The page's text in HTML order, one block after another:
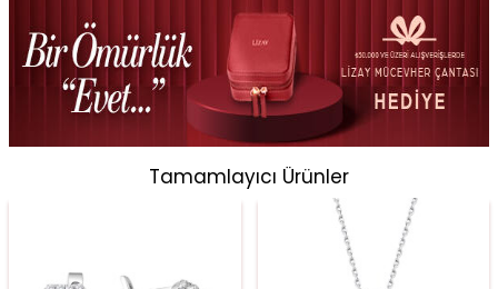
Tamamlayıcı Ürünler